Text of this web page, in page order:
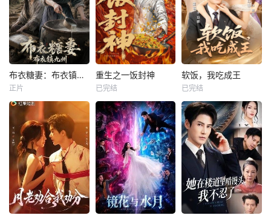
布衣糖妻：布衣镇九州 布衣糖妻：布衣镇九州
正片
重生之一饭封神
重生之一饭封神
已完结
软饭，我吃成王
软饭，我吃成王
已完结